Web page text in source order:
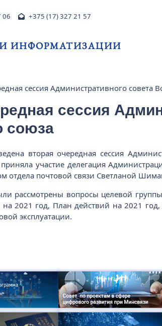
06 +375 (17) 327 21 57
ИНФОРМАТИЗАЦИИ
сессия Административного совета
сессия
союза
вторая очередная сессия
участие делегация
отдела почтовой связи Светланой
рассмотрены вопросы целевой
2021 год, План действий на 2021
эксплуатации.